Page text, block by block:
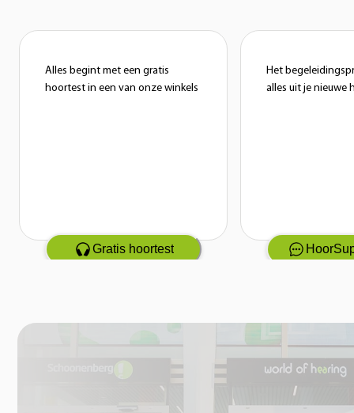
Alles begint met een gratis
hoortest in een van onze winkels
Gratis hoortest
Het
alles uit je nieuwe